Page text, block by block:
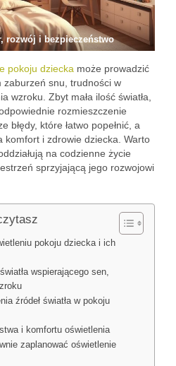
rozwój i bezpieczeństwo
pokoju dziecka może prowadzić
zaburzeń snu, trudności w
wzroku. Zbyt mała ilość światła,
rozmieszczenie
błędy, które łatwo popełnić, a
komfort i zdrowie dziecka. Warto
na codzienne życie
sprzyjającą jego rozwojowi
pokoju dziecka i ich
wspierającego sen,
źródeł światła w pokoju
i komfortu oświetlenia
zaplanować oświetlenie